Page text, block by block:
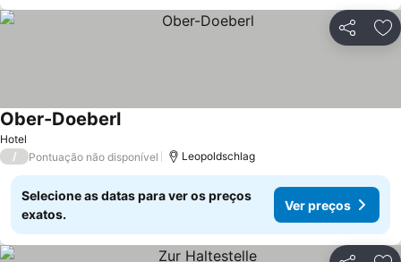
Partilhar
Hotel
Ober-Doeberl
/ Pontuação não disponível Leopoldschlag
Selecione as datas para ver os preços
exatos.
Ver preços